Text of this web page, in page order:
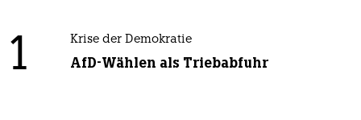
1 Krise der Demokratie
AfD-Wählen als Triebabfuhr